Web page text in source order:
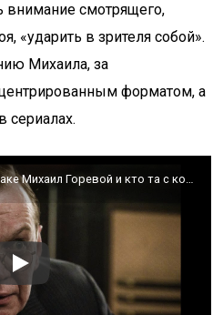
внимание смотрящего,
«ударить в зрителя собой».
Михаила, за
форматом, а
сериалах.
С кем долгое время был в браке Михаил Горевой и кто та с которой он вновь обрел счастье